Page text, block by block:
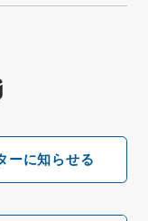
ーに知らせる